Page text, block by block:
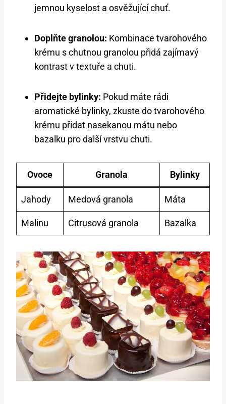
jemnou kyselost a osvěžující chuť.
Doplňte granolou: Kombinace tvarohového
krému s chutnou granolou přidá zajímavý
kontrast v textuře a chuti.
Přidejte bylinky: Pokud máte rádi
aromatické bylinky, zkuste do tvarohového
krému přidat nasekanou mátu nebo
bazalku pro další vrstvu chuti.
Ovoce Granola Bylinky
Jahody Medová granola Máta
Malinu Citrusová granola Bazalka